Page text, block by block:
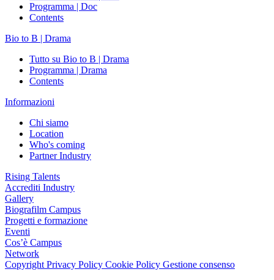
Programma | Doc
Contents
Bio to B | Drama
Tutto su Bio to B | Drama
Programma | Drama
Contents
Informazioni
Chi siamo
Location
Who's coming
Partner Industry
Rising Talents
Accrediti Industry
Gallery
Biografilm Campus
Progetti e formazione
Eventi
Cos’è Campus
Network
Copyright Privacy Policy Cookie Policy Gestione consenso